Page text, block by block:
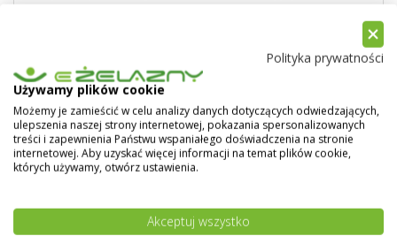
się to z poprawą przyczepności farby oraz zwiększeniu
odporności antykorozyjnej w wyniku wytworzenia
cienkiej, zwartej oraz równomiernej nieorganicznej
powłoki, która w stosunku do powłok
fosforanowych jest bardziej odporna na pękanie i
łuszczenie się.
z wysokim połyskiem RAL 9003. Zastosowanie farb
poliestrowych nie powoduje żółknięcia grzejnika.
Polityka prywatności
Używamy plików cookie
Możemy je zamieścić w celu analizy danych dotyczących odwiedzających,
ulepszenia naszej strony internetowej, pokazania spersonalizowanych
treści i zapewnienia Państwu wspaniałego doświadczenia na stronie
internetowej. Aby uzyskać więcej informacji na temat plików cookie,
których używamy, otwórz ustawienia.
Akceptuj wszystko